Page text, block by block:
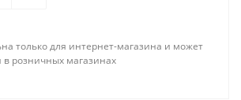
только для интернет-магазина и может
в розничных магазинах